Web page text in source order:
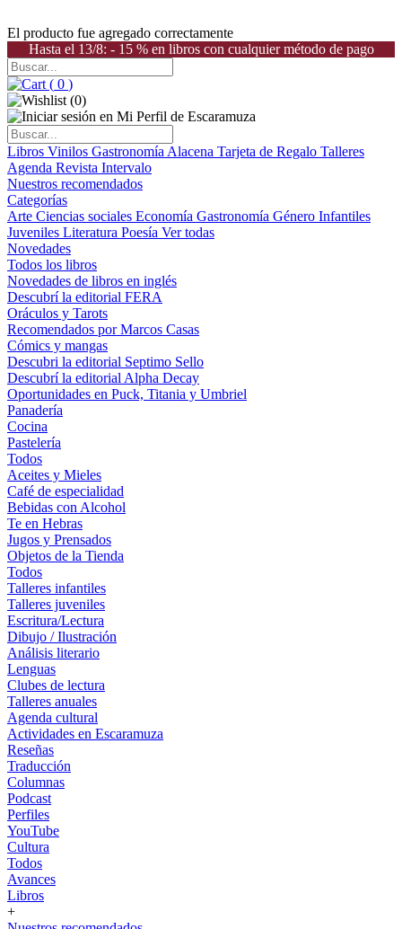
El producto fue agregado correctamente
Hasta el 13/8: - 15 % en libros con cualquier método de pago
( 0 )
(0)
Libros Vinilos Gastronomía Alacena Tarjeta de Regalo Talleres
Agenda Revista Intervalo
Nuestros recomendados
Categorías
Arte Ciencias sociales Economía Gastronomía Género Infantiles
Juveniles Literatura Poesía Ver todas
Novedades
Todos los libros
Novedades de libros en inglés
Descubrí la editorial FERA
Oráculos y Tarots
Recomendados por Marcos Casas
Cómics y mangas
Descubri la editorial Septimo Sello
Descubrí la editorial Alpha Decay
Oportunidades en Puck, Titania y Umbriel
Panadería
Cocina
Pastelería
Todos
Aceites y Mieles
Café de especialidad
Bebidas con Alcohol
Te en Hebras
Jugos y Prensados
Objetos de la Tienda
Todos
Talleres infantiles
Talleres juveniles
Escritura/Lectura
Dibujo / Ilustración
Análisis literario
Lenguas
Clubes de lectura
Talleres anuales
Agenda cultural
Actividades en Escaramuza
Reseñas
Traducción
Columnas
Podcast
Perfiles
YouTube
Cultura
Todos
Avances
Libros
+